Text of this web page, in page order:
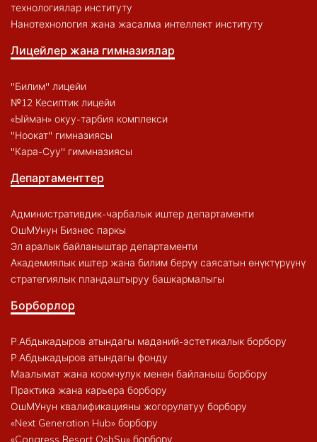
технологиялар институту
Нанотехнология жана жасалма интеллект институту
Лицейлер жана гимназиялар
"Билим" лицейи
№12 Кесиптик лицейи
«Ыйман» окуу-тарбия комплекси
"Ноокат" гимназиясы
"Кара-Суу" гиммназиясы
Департаменттер
Административдик-чарбалык иштер департаменти
ОшМУнун Бизнес паркы
Эл аралык байланыштар департаменти
Академиялык иштер жана билим берүү саясатын өнүктүрүүнү
стратегиялык пландаштыруу башкармалыгы
Борборлор
Р.Абдыкадыров атындагы маданий-эстетикалык борбору
Р.Абдыкадыров атындагы фонду
Маалымат жана коомчулук менен байланыш борбору
Практика жана карьера борбору
ОшМУнун квалификацияны жогорулатуу борбору
«Next Generation Hub» борбору
«Congress Resort OshSu» борбору